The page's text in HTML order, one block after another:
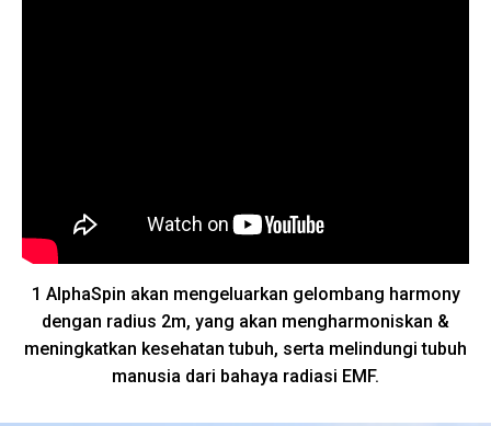
1 AlphaSpin akan mengeluarkan gelombang harmony
dengan radius 2m, yang akan mengharmoniskan &
meningkatkan kesehatan tubuh, serta melindungi tubuh
manusia dari bahaya radiasi EMF.